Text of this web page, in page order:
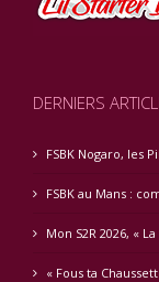
DERNIERS
FSBK Nogaro, les
FSBK au Mans :
Mon S2R 2026, «
« Fous ta